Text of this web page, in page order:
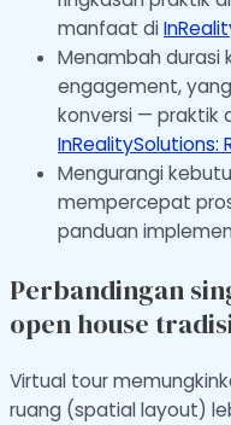
manfaat di
Menambah durasi
engagement,
konversi — praktik
InRealitySolutions:
Mengurangi
mempercepat
panduan
Perbandingan
open house
Virtual tour
ruang (spatial layout)